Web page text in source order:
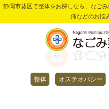
静岡市葵区で整体をお探しなら、なご
痛などのお悩
整体 オステオパシー